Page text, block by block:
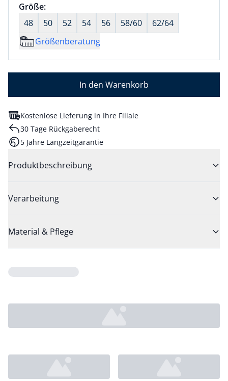
Größenauswahl:
Größe:nichts ausgewählt
48
50 52 54 56 58/60
62/64
Größenberatung
In den Warenkorb
Kostenlose Lieferung in Ihre Filiale
30 Tage Rückgaberecht
5 Jahre Langzeitgarantie
Produktbeschreibung
Verarbeitung
Material & Pflege